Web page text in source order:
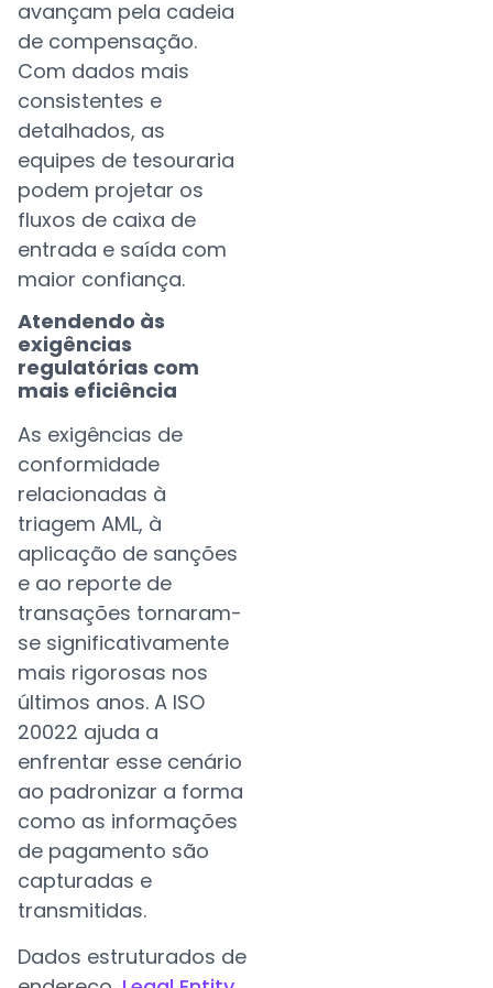
avançam pela cadeia
de compensação.
Com dados mais
consistentes e
detalhados, as
equipes de tesouraria
podem projetar os
fluxos de caixa de
entrada e saída com
maior confiança.
Atendendo às
exigências
regulatórias com
mais eficiência
As exigências de
conformidade
relacionadas à
triagem AML, à
aplicação de sanções
e ao reporte de
transações tornaram-
se significativamente
mais rigorosas nos
últimos anos. A ISO
20022 ajuda a
enfrentar esse cenário
ao padronizar a forma
como as informações
de pagamento são
capturadas e
transmitidas.
Dados estruturados de